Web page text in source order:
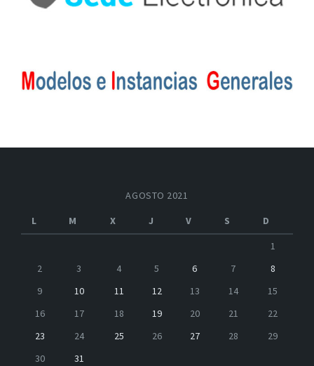
AGOSTO 2021
L
M X J V S
D
1
2
3 4 5 6 7
8
9
10 11 12 13 14
15
16
17 18 19 20 21
22
23
24 25 26 27 28
29
30
31